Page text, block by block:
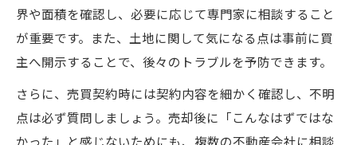
界や面積を確認し、必要に応じて専門家に相談すること
が重要です。また、土地に関して気になる点は事前に買
主へ開示することで、後々のトラブルを予防できます。
さらに、売買契約時には契約内容を細かく確認し、不明
点は必ず質問しましょう。売却後に「こんなはずではな